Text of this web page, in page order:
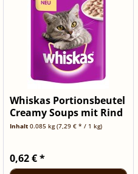
Whiskas Portionsbeutel
Creamy Soups mit Rind
85g
Inhalt0.085 kg(7,29 € * / 1 kg)
0,62 € *